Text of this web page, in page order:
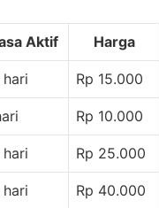
Aktif Harga
Rp 15.000
Rp 10.000
Rp 25.000
Rp 40.000